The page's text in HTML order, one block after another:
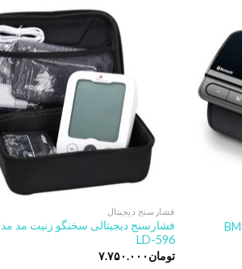
wishlist
فشارسنج دیجیتال
فشارسنج دیجیتالی سخنگو زنیت مد
LD-596
تومان۷.۷۵۰.۰۰۰